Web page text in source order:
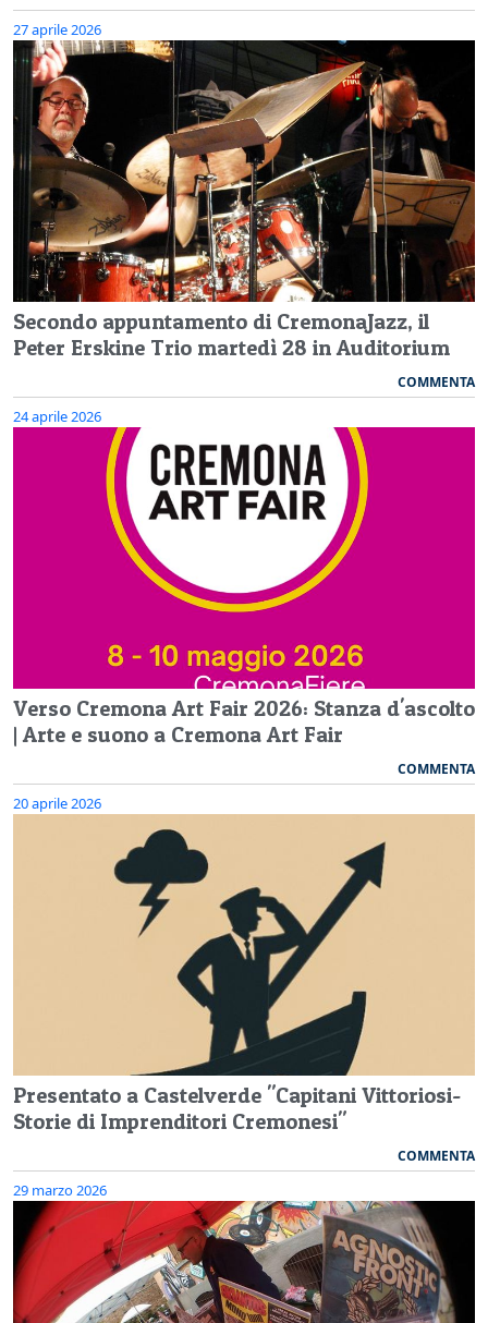
27 aprile 2026
Secondo appuntamento di CremonaJazz, il
Peter Erskine Trio martedì 28 in Auditorium
COMMENTA
24 aprile 2026
Verso Cremona Art Fair 2026: Stanza d'ascolto
| Arte e suono a Cremona Art Fair
COMMENTA
20 aprile 2026
Presentato a Castelverde "Capitani Vittoriosi-
Storie di Imprenditori Cremonesi"
COMMENTA
29 marzo 2026